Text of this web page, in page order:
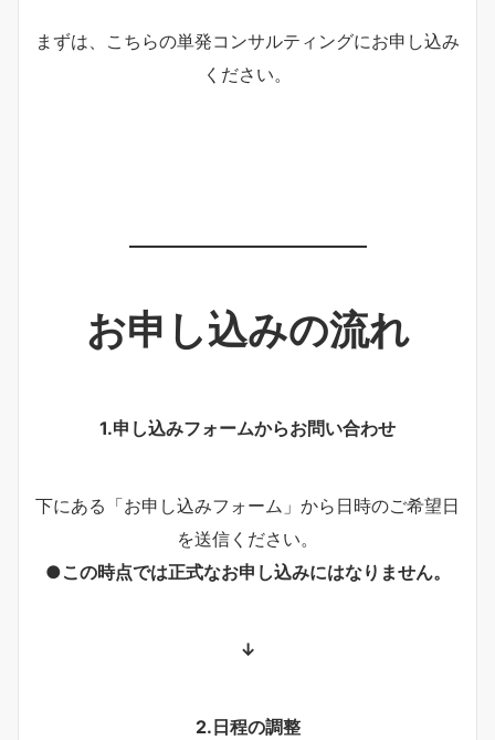
まずは、こちらの単発コンサルティングにお申し込み
ください。
お申し込みの流れ
1.申し込みフォームからお問い合わせ
下にある「お申し込みフォーム」から日時のご希望日
を送信ください。
●この時点では正式なお申し込みにはなりません。
↓
2.日程の調整